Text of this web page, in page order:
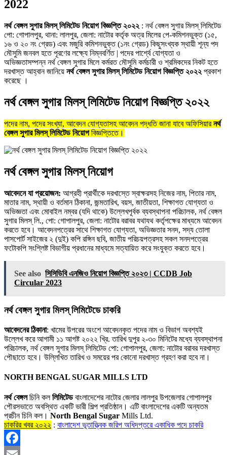
2022
নর্থ বেঙ্গল সুগার মিলস্ লিমিটেড নিয়োগ বিজ্ঞপ্তি ২০২২ : নর্থ বেঙ্গল সুগার মিলস্ লিমিটেড
পাে: গােপালপুর, থানা: লালপুর, জেলা: নাটোর কর্তৃক অত্র মিলের পে-কমিশনভুক্ত (১৫,
১৬ ও ২০ নং গ্রেড) এবং মজুরি কমিশনভুক্ত (১নং গ্রেড) কিছুসংখ্যক স্থায়ী শূন্য পদ
মৌসুমি জনবল হতে পূরণের লক্ষ্যে নিম্নবর্ণিত | পদের পার্শ্বে যােগ্যতা ও
অভিজ্ঞতাসম্পন্ন নর্থ বেঙ্গল সুগার মিলে কর্মরত মৌসুমি কর্মচারী ও শ্রমিকদের নিকট হতে
দরখাস্ত আহ্বান জানিয়ে নর্থ বেঙ্গল সুগার মিলস্ লিমিটেড নিয়োগ বিজ্ঞপ্তি ২০২২ প্রকাশ
করেছে ।
নর্থ বেঙ্গল সুগার মিলস্ লিমিটেড নিয়োগ বিজ্ঞপ্তি ২০২২
পদের নাম, পদের সংখ্যা, আবেদন যোগ্যতাসহ আবেদন পদ্ধতি জানা যাবে অফিসিয়ারনর্থ
বেঙ্গল সুগার মিলস্ লিমিটেড নিয়োগবিজ্ঞপ্তিতে।
নর্থ বেঙ্গল সুগার মিলস্ নিয়োগ
আবেদনে যা প্রয়োজন: আগ্রহী প্রার্থীকে দরখাস্তে স্বাক্ষরসহ নিজের নাম, পিতার নাম,
মাতার নাম, স্থায়ী ও বর্তমান ঠিকানা, জন্মতারিখ, বয়স, জাতীয়তা, শিক্ষাগত যােগ্যতা ও
অভিজ্ঞতা এবং মােবাইল নম্বর (যদি থাকে) উল্লেখপূর্বক ব্যবস্থাপনা পরিচালক, নর্থ বেঙ্গল
সুগার মিলস্ লি., পো: গােপালপুর, জেলা: নাটোর বরাবর যথাযথ কর্তৃপক্ষের মাধ্যমে আবেদন
করতে হবে। আবেদনপত্রের সাথে শিক্ষাগত যােগ্যতা, অভিজ্ঞতার সনদ, সদ্য তােলা
পাসপাের্ট সাইজের ২ (দুই) কপি রঙ্গিন ছবি, জাতীয় পরিচয়পত্রসহ সকল সনদপত্রের
ফটোকপি সংশ্লিষ্ট বিভাগীয় প্রধানের মাধ্যমে সত্যায়িত করে সংযুক্ত করতে হবে।
See also সিসিডিবি এনজিও নিয়োগ বিজ্ঞপ্তি ২০২৩ | CCDB Job
Circular 2023
নর্থ বেঙ্গল সুগার মিলস্ লিমিটেডে চাকরি
আবেদনের ঠিকানা: খামের উপরের অংশে আবেদনকৃত পদের নাম ও বিভাগ অবশ্যই
উল্লেখ করে আগামী ১১ আগষ্ট ২০২২ খ্রি. তারিখ দুপুর ২-৩০ মিনিটের মধ্যে ব্যবস্থাপনা
পরিচালক, নর্থ বেঙ্গল সুগার মিলস্ লিমিটেড পাে: গােপালপুর, জেলা: নাটোর বরাবর দরখাস্ত
পৌছাতে হবে। উল্লিখিত তারিখ ও সময়ের পর কোনাে দরখাস্ত গ্রহণ করা হবে না।
NORTH BENGAL SUGAR MILLS LTD
নর্থ বেঙ্গলচিনি কললিমিটেডবাংলাদেশের নাটোর জেলার লালপুর উপজেলার গোপালপুর
পৌরসভাতে অবস্থিত একটি ভারী শিল্প প্রতিষ্ঠান। এটি বাংলাদেশের একটি অন্যতম
প্রচীন চিনি কল। North Bengal Sugar Mills Ltd.
চাকরির খবর ২০২২ : বাংলাদেশ ভূতাত্ত্বিক জরিপ অধিদপ্তরে একাধিক পদে চাকরি